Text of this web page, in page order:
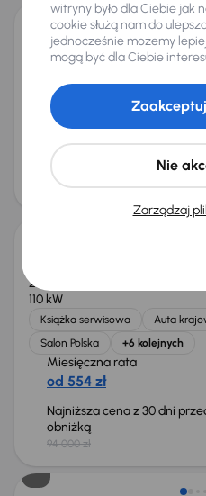
Audi A4
188 788 km
2.0 TDI Automat Skóra
Miesięczna rata
od 280 zł
Najniższa cena z 30 dni przed
obniżką
45 000 zł
2023
110 kW
Książka serwisowa Auta
Salon Polska
+6 kolejnych
Miesięczna rata
od 554 zł
Najniższa cena z 30 dni
obniżką
94 000 zł
Taniej o 2 000 zł
witryny było dla Ciebie jak
cookie służą nam do
jednocześnie możemy
mogą być dla Ciebie
Zarządzaj
Nie